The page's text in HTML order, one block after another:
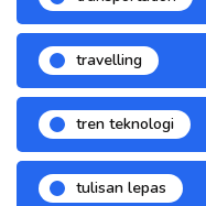
travelling
tren teknologi
tulisan lepas